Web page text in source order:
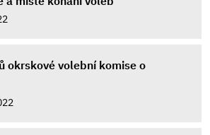
okrskové volební komise o